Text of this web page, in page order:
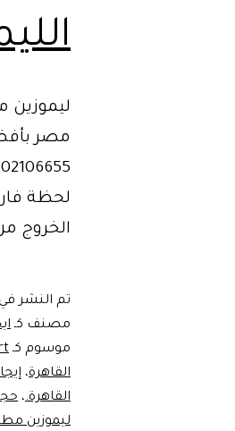
لحظة
الخروج
تم النشر في
مصنف كـ
موسوم كـ
القاهرة،
القاهرة.،
ليموزين مطار